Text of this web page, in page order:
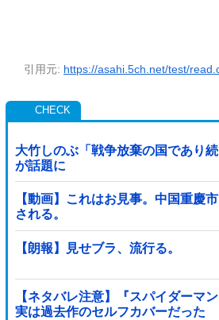
引用元: https://asahi.5ch.net/test/
大竹しのぶ「戦争放棄の国であり
が話題に
【動画】これはお見事。中国重慶
される。
【朗報】見せブラ、流行る。
【ネタバレ注意】『スパイダーマ
実は過去作のセルフカバーだった